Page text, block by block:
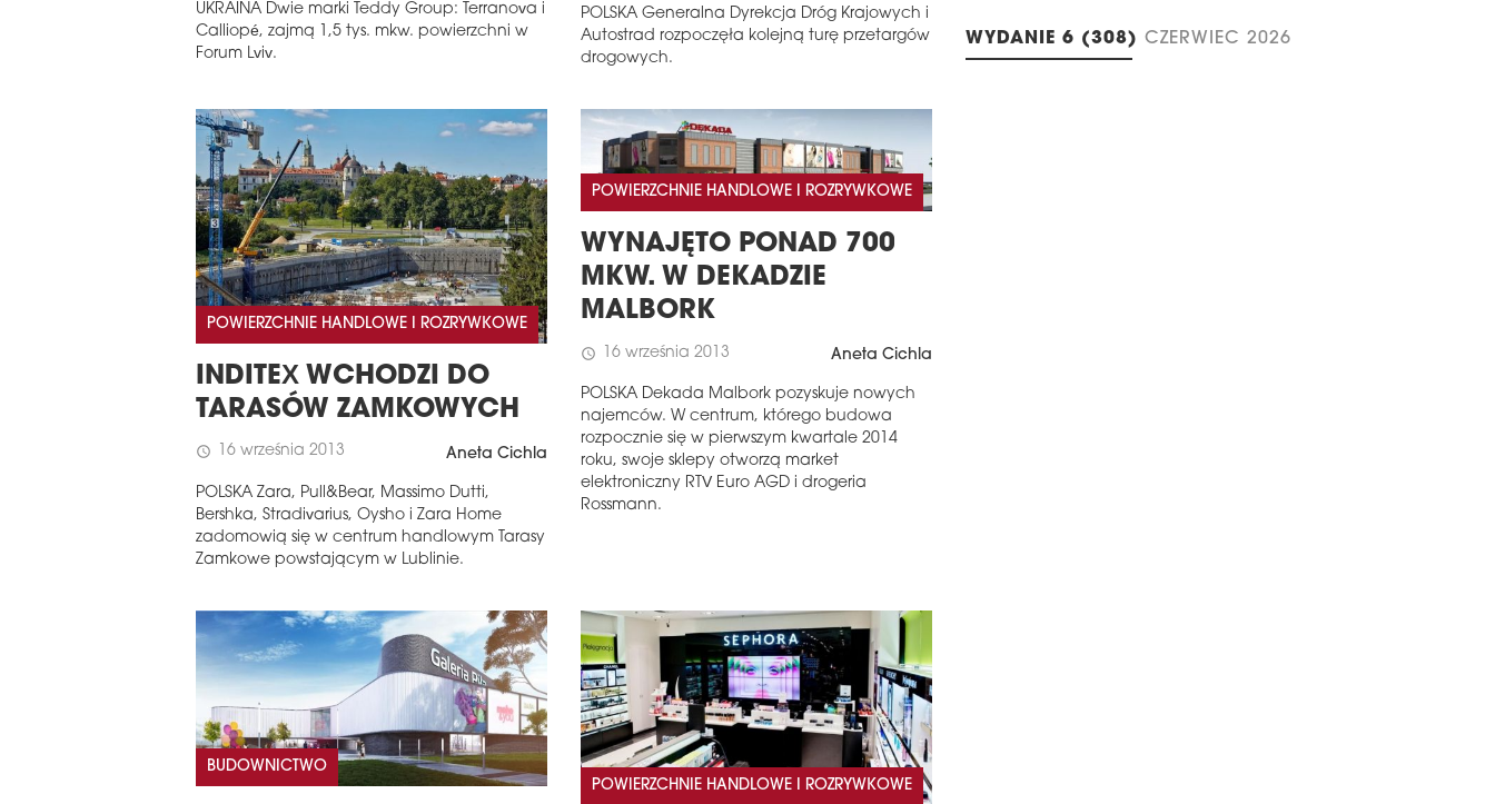
UKRAINA Dwie marki Teddy Group: Terranova i
Calliopé, zajmą 1,5 tys. mkw. powierzchni w
Forum Lviv.
POLSKA Generalna Dyrekcja Dróg Krajowych i
Autostrad rozpoczęła kolejną turę przetargów
drogowych.
POWIERZCHNIE HANDLOWE I ROZRYWKOWE
INDITEX WCHODZI DO
TARASÓW ZAMKOWYCH
schedule 16 września 2013 Aneta Cichla
POLSKA Zara, Pull&Bear, Massimo Dutti,
Bershka, Stradivarius, Oysho i Zara Home
zadomowią się w centrum handlowym Tarasy
Zamkowe powstającym w Lublinie.
POWIERZCHNIE HANDLOWE I ROZRYWKOWE
WYNAJĘTO PONAD 700
MKW. W DEKADZIE
MALBORK
schedule 16 września 2013 Aneta Cichla
POLSKA Dekada Malbork pozyskuje nowych
najemców. W centrum, którego budowa
rozpocznie się w pierwszym kwartale 2014
roku, swoje sklepy otworzą market
elektroniczny RTV Euro AGD i drogeria
Rossmann.
BUDOWNICTWO
POWIERZCHNIE HANDLOWE I ROZRYWKOWE
WYDANIE 6 (308) CZERWIEC 2026